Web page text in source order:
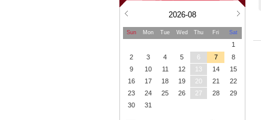
2026-08
Sun Mon Tue Wed Thu Fri Sat
1
2
3 4 5 6 7
8
9
10 11 12 13 14
15
16
17 18 19 20 21
22
23
24 25 26 27 28
29
30
31